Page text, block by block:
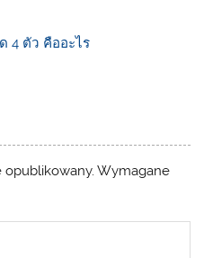
4 ตัว คืออะไร
opublikowany. Wymagane